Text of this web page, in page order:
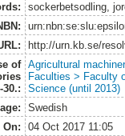
sockerbetsodling,
http://urn.kb.se/
of
30.:
Agricultural
Faculties > Faculty
Science (until 2013)
Swedish
On:
04 Oct 2017 11:05